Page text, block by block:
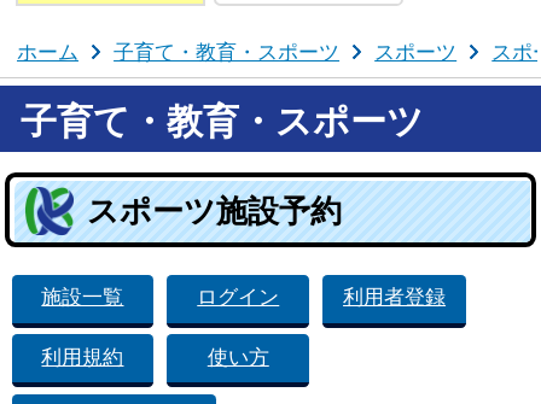
ホーム 子育て・教育・スポーツ スポーツ スポ
子育て・教育・スポーツ
スポーツ施設予約
施設一覧 ログイン 利用者登録
利用規約 使い方